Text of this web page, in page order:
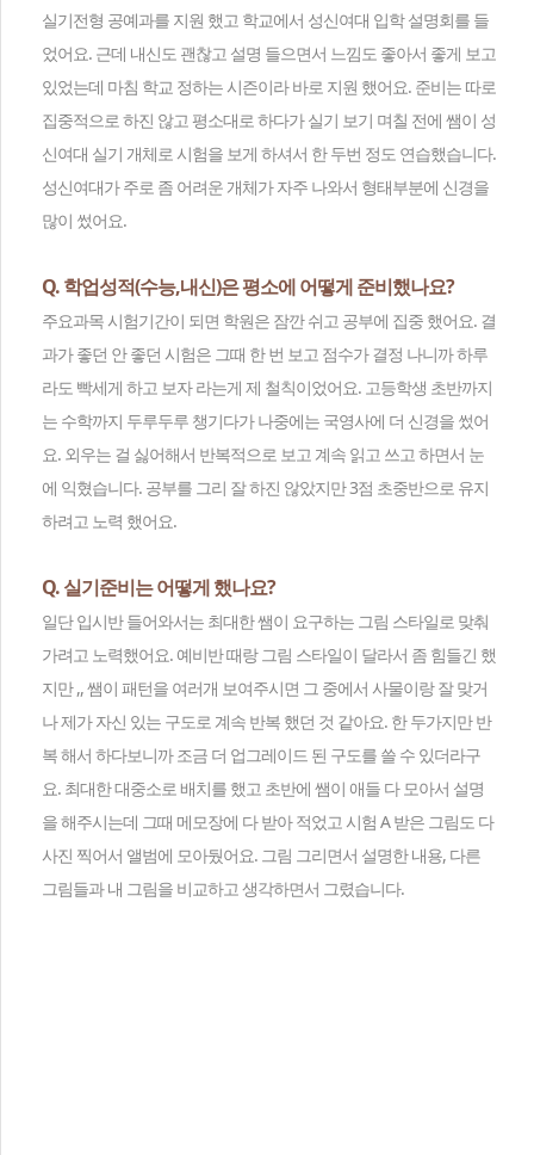
실기전형 공예과를 지원 했고 학교에서 성신여대 입학 설명회를 들
었어요. 근데 내신도 괜찮고 설명 들으면서 느낌도 좋아서 좋게 보고
있었는데 마침 학교 정하는 시즌이라 바로 지원 했어요. 준비는 따로
집중적으로 하진 않고 평소대로 하다가 실기 보기 며칠 전에 쌤이 성
신여대 실기 개체로 시험을 보게 하셔서 한 두번 정도 연습했습니다.
성신여대가 주로 좀 어려운 개체가 자주 나와서 형태부분에 신경을
많이 썼어요.
Q. 학업성적(수능,내신)은 평소에 어떻게 준비했나요?
주요과목 시험기간이 되면 학원은 잠깐 쉬고 공부에 집중 했어요. 결
과가 좋던 안 좋던 시험은 그때 한 번 보고 점수가 결정 나니까 하루
라도 빡세게 하고 보자 라는게 제 철칙이었어요. 고등학생 초반까지
는 수학까지 두루두루 챙기다가 나중에는 국영사에 더 신경을 썼어
요. 외우는 걸 싫어해서 반복적으로 보고 계속 읽고 쓰고 하면서 눈
에 익혔습니다. 공부를 그리 잘 하진 않았지만 3점 초중반으로 유지
하려고 노력 했어요.
Q. 실기준비는 어떻게 했나요?
일단 입시반 들어와서는 최대한 쌤이 요구하는 그림 스타일로 맞춰
가려고 노력했어요. 예비반 때랑 그림 스타일이 달라서 좀 힘들긴 했
지만 ,, 쌤이 패턴을 여러개 보여주시면 그 중에서 사물이랑 잘 맞거
나 제가 자신 있는 구도로 계속 반복 했던 것 같아요. 한 두가지만 반
복 해서 하다보니까 조금 더 업그레이드 된 구도를 쓸 수 있더라구
요. 최대한 대중소로 배치를 했고 초반에 쌤이 애들 다 모아서 설명
을 해주시는데 그때 메모장에 다 받아 적었고 시험 A 받은 그림도 다
사진 찍어서 앨범에 모아뒀어요. 그림 그리면서 설명한 내용, 다른
그림들과 내 그림을 비교하고 생각하면서 그렸습니다.